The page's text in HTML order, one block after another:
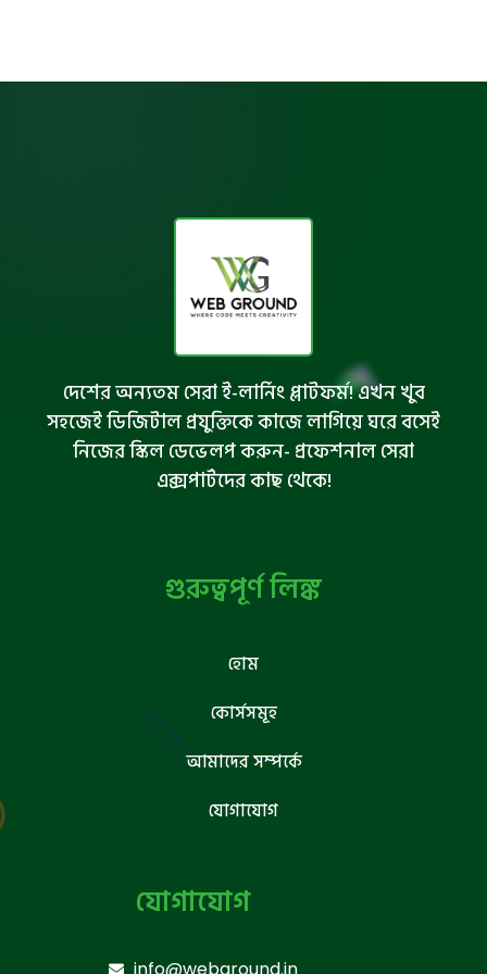
দেশের অন্যতম সেরা ই-লার্নিং প্লাটফর্ম! এখন খুব
সহজেই ডিজিটাল প্রযুক্তিকে কাজে লাগিয়ে ঘরে বসেই
নিজের স্কিল ডেভেলপ করুন- প্রফেশনাল সেরা
এক্সপার্টদের কাছ থেকে!
গুরুত্বপূর্ণ লিঙ্ক
হোম
কোর্সসমূহ
আমাদের সম্পর্কে
যোগাযোগ
যোগাযোগ